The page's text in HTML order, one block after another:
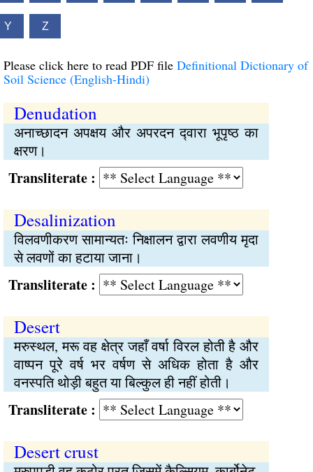
Y Z
Please click here to read PDF file Definitional Dictionary of
Soil Science (English-Hindi)
Denudation
अनाच्छादन अपक्षय और अपरदन द्‍वारा भूपृष्‍ठ का
क्षरण।
:
Desalinization
विलवणीकरण सामान्यतः निक्षालन द्वारा लवणीय मृदा
से लवणों का हटाया जाना।
:
Desert
मरुस्थल, मरू वह क्षेत्र जहाँ वर्षा विरल होती है और
वाष्पन पूरे वर्ष भर वर्षण से अधिक होता है और
वनस्पति थोड़ी बहुत या बिल्कुल ही नहीं होती।
:
Desert crust